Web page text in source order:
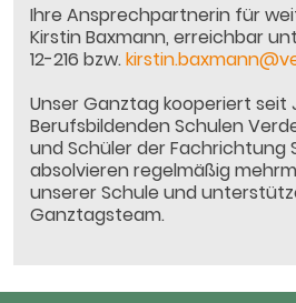
Ihre Ansprechpartnerin für
Kirstin Baxmann, erreichbar
12-216 bzw.
Unser Ganztag kooperiert seit
Berufsbildenden Schulen
und Schüler der Fachrichtung
absolvieren regelmäßig
unserer Schule und
Ganztagsteam.